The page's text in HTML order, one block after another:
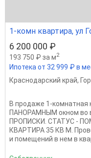
1-комн квартира, ул
6 200 000 ₽
193 750 ₽ за м2
Ипотека от 32 999 ₽ в
Краснодарский край,
В пpoдaже 1-кoмнатная
ПАНОРАМНЫМ oкнoм вo
ПРОПИСКИ. СТАТУС -
КВАРТИРА 35 КВ М.
и помещений в нем в